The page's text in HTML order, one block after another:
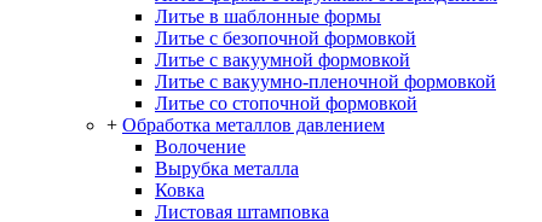
Литье в шаблонные формы
Литье с безопочной формовкой
Литье с вакуумной формовкой
Литье с вакуумно-пленочной формовкой
Литье со стопочной формовкой
+ Обработка металлов давлением
Волочение
Вырубка металла
Ковка
Листовая штамповка